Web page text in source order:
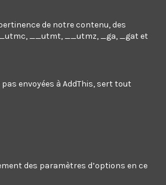
de notre contenu, des
__utmt, __utmz, _ga, _gat et
envoyées à AddThis, sert tout
des paramètres d’options en ce